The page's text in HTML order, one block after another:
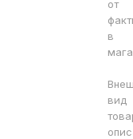
от
в
вид